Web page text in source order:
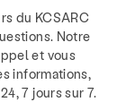
du KCSARC
Notre
et vous
informations,
7 jours sur 7.